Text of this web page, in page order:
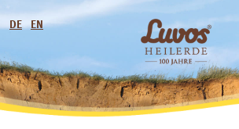
DE EN